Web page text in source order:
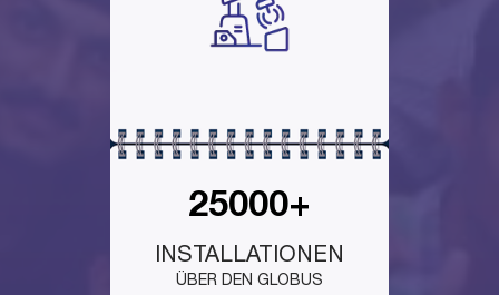
25000+
INSTALLATIONEN
ÜBER DEN GLOBUS